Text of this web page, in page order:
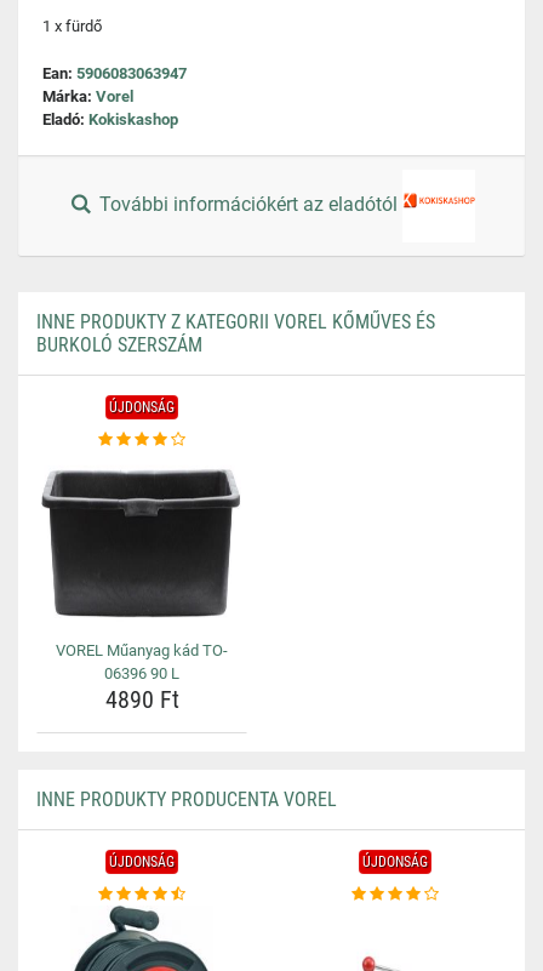
1 x fürdő
Ean: 5906083063947
Márka: Vorel
Eladó: Kokiskashop
További információkért az eladótól
INNE PRODUKTY Z KATEGORII VOREL KŐMŰVES ÉS
BURKOLÓ SZERSZÁM
ÚJDONSÁG
VOREL Műanyag kád TO-
06396 90 L
4890 Ft
INNE PRODUKTY PRODUCENTA VOREL
ÚJDONSÁG ÚJDONSÁG